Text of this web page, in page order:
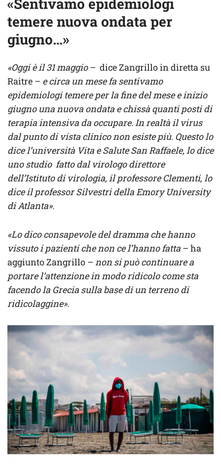
«Sentivamo epidemiologi
temere nuova ondata per
giugno…»
«Oggi è il 31 maggio– dice Zangrillo in diretta su
Raitre – e circa un mese fa sentivamo
epidemiologi temere per la fine del mese e inizio
giugno una nuova ondata e chissà quanti posti di
terapia intensiva da occupare. In realtà il virus
dal punto di vista clinico non esiste più. Questo lo
dice l’università Vita e Salute San Raffaele, lo dice
uno studio fatto dal virologo direttore
dell’Istituto di virologia, il professore Clementi, lo
dice il professor Silvestri della Emory University
di Atlanta».
«Lo dico consapevole del dramma che hanno
vissuto i pazienti che non ce l’hanno fatta – ha
aggiunto Zangrillo – non si può continuare a
portare l’attenzione in modo ridicolo come sta
facendo la Grecia sulla base di un terreno di
ridicolaggine».